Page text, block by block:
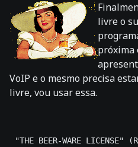
livre o
próxima
VoIP e o mesmo precisa
livre, vou usar essa.
"THE BEER-WARE